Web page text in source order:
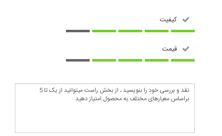
کیفیت
قیمت